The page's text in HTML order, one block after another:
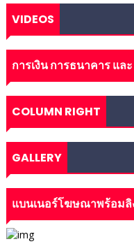
VIDEOS
การเงิน การธนาคาร แล
COLUMN RIGHT
GALLERY
แบนเนอร์โฆษณาพร้อมลิ